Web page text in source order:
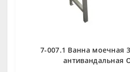
7-007.1 Ванна моечная
антивандальная